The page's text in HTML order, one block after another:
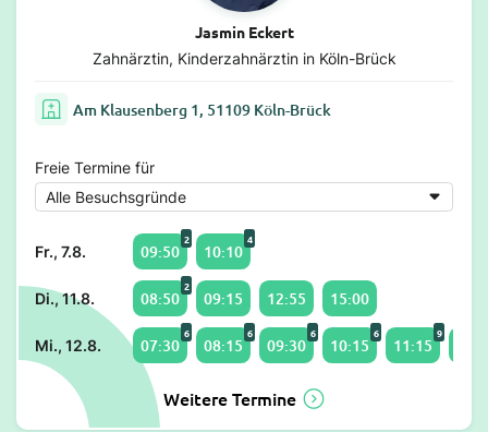
Jasmin Eckert
Zahnärztin, Kinderzahnärztin in Köln-Brück
Am Klausenberg 1, 51109 Köln-Brück
Freie Termine für
Fr., 7.8. 09:50
2
10:10
4
Di., 11.8. 08:50
2
09:15 12:55 15:00
Mi., 12.8. 07:30
6
08:15
6
09:30
6
10:15
6
11:15
9
Weitere Termine